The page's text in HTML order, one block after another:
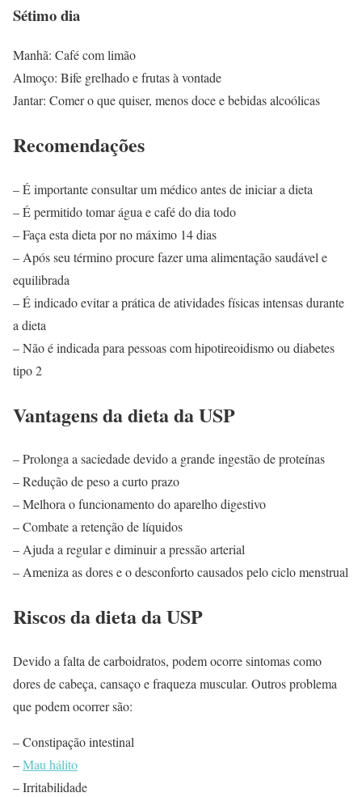
Sétimo dia
Manhã: Café com limão
Almoço: Bife grelhado e frutas à vontade
Jantar: Comer o que quiser, menos doce e bebidas alcoólicas
Recomendações
– É importante consultar um médico antes de iniciar a dieta
– É permitido tomar água e café do dia todo
– Faça esta dieta por no máximo 14 dias
– Após seu término procure fazer uma alimentação saudável e
equilibrada
– É indicado evitar a prática de atividades físicas intensas durante
a dieta
– Não é indicada para pessoas com hipotireoidismo ou diabetes
tipo 2
Vantagens da dieta da USP
– Prolonga a saciedade devido a grande ingestão de proteínas
– Redução de peso a curto prazo
– Melhora o funcionamento do aparelho digestivo
– Combate a retenção de líquidos
– Ajuda a regular e diminuir a pressão arterial
– Ameniza as dores e o desconforto causados pelo ciclo menstrual
Riscos da dieta da USP
Devido a falta de carboidratos, podem ocorre sintomas como
dores de cabeça, cansaço e fraqueza muscular. Outros problema
que podem ocorrer são:
– Constipação intestinal
–Mau hálito
– Irritabilidade